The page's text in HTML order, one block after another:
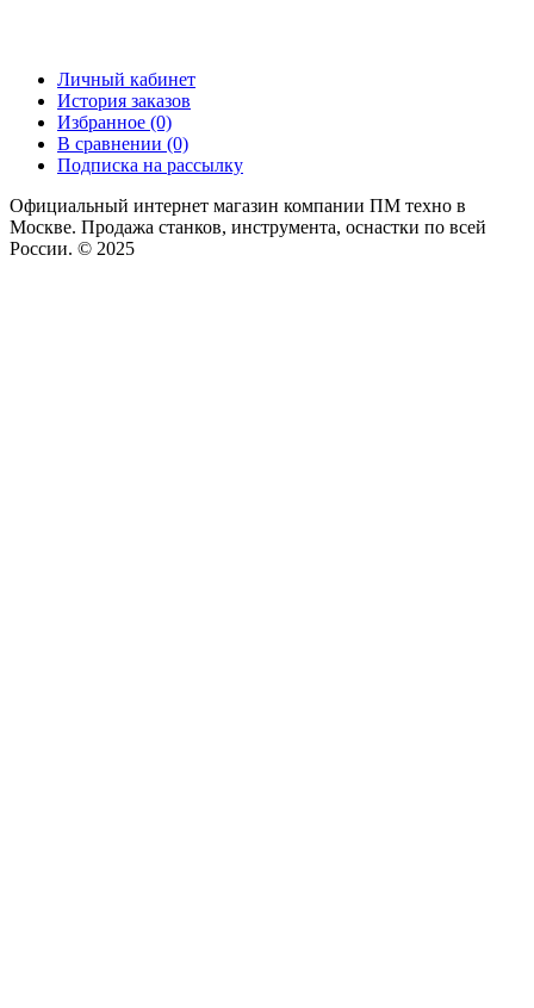
Личный кабинет
История заказов
Избранное (0)
В сравнении (0)
Подписка на рассылку
Официальный интернет магазин компании ПМ техно в
Москве. Продажа станков, инструмента, оснастки по всей
России. © 2025